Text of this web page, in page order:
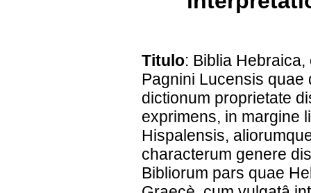
Titulo: Biblia
Pagnini Lucensis quae
dictionum proprietate
exprimens, in margine
Hispalensis,
characterum genere
Bibliorum pars quae